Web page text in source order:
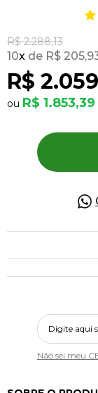
R$ 2.288,13
R$
10x R$
R$ 1.853,39
Não sei meu
OFERTAS